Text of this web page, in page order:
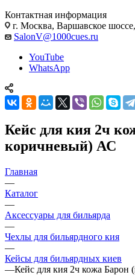
Контактная информация
г. Москва, Варшавское
SalonV@1000cues.ru
YouTube
WhatsApp
Кейс для кия 2ч
коричневый) АС
Главная
—
Каталог
—
Аксессуары для бильярда
—
Чехлы для бильярдного кия
—
Кейсы для бильярдных киев
—Кейс для кия 2ч кожа